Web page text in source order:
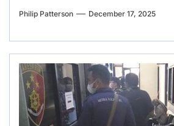
Philip Patterson December 17, 2025